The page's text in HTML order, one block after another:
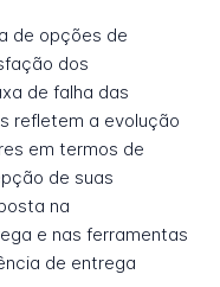
de opções de
dos
de falha das
refletem a evolução
em termos de
de suas
na
e nas ferramentas
de entrega